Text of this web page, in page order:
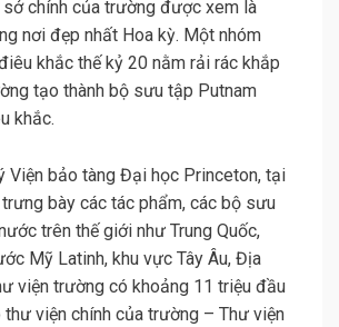
sở chính của trường được xem là
nơi đẹp nhất Hoa kỳ. Một nhóm
khắc thế kỷ 20 nằm rải rác khắp
tạo thành bộ sưu tập Putnam
khắc.
Viện bảo tàng Đại học Princeton, tại
bày các tác phẩm, các bộ sưu
trên thế giới như Trung Quốc,
Mỹ Latinh, khu vực Tây Âu, Địa
viện trường có khoảng 11 triệu đầu
thư viện chính của trường – Thư viện